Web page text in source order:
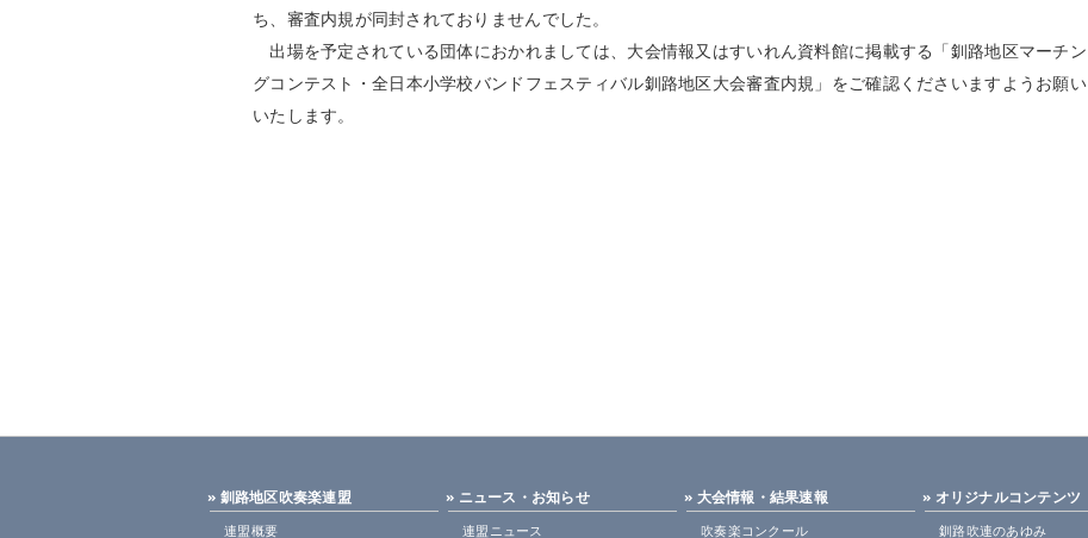
ち、審査内規が同封されておりませんでした。
出場を予定されている団体におかれましては、大会情報又はすいれん資料館に掲載する「釧路地区マーチン
グコンテスト・全日本小学校バンドフェスティバル釧路地区大会審査内規」をご確認くださいますようお願い
いたします。
» 釧路地区吹奏楽連盟
連盟概要
» ニュース・お知らせ
連盟ニュース
» 大会情報・結果速報
吹奏楽コンクール
» オリジナルコンテンツ
釧路吹連のあゆみ